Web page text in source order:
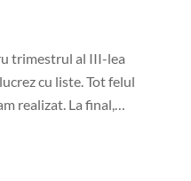
trimestrul al III-lea
cu liste. Tot felul
realizat. La final,…